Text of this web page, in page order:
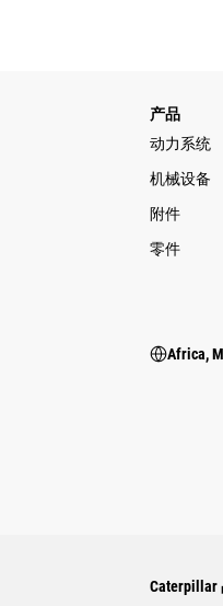
产品
动力系统
机械设备
附件
零件
Africa,
Caterpillar